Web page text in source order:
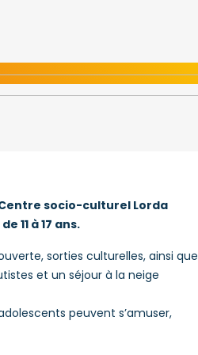
socio-culturel Lorda
11 à 17 ans.
sorties culturelles, ainsi que
et un séjour à la neige
peuvent s’amuser,